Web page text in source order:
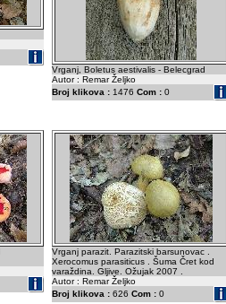
Vrganj, Boletus aestivalis - Belecgrad
Autor : Remar Željko
Broj klikova : 1476 Com : 0
Vrganj parazit. Parazitski barsunovac .
Xerocomus parasiticus . Šuma Čret kod
varaždina. Gljive. Ožujak 2007 .
Autor : Remar Željko
Broj klikova : 626 Com : 0